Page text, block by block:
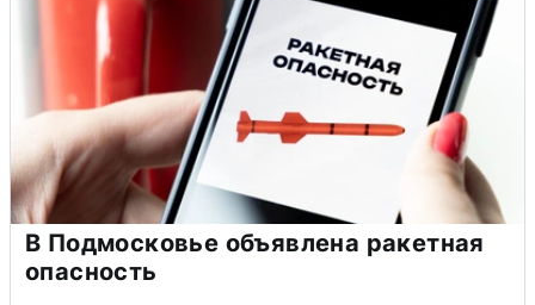
В Подмосковье объявлена ракетная
опасность